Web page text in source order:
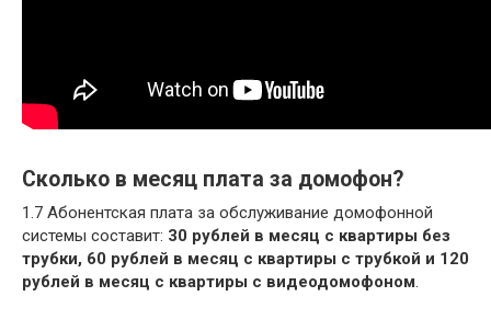
Сколько в месяц плата за домофон?
1.7 Абонентская плата за обслуживание домофонной
системы составит: 30 рублей в месяц с квартиры без
трубки, 60 рублей в месяц с квартиры с трубкой и 120
рублей в месяц с квартиры с видеодомофоном.